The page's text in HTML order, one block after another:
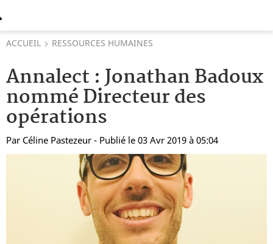
ACCUEIL RESSOURCES HUMAINES
Annalect : Jonathan Badoux
nommé Directeur des
opérations
Par Céline Pastezeur - Publié le 03 Avr 2019 à 05:04